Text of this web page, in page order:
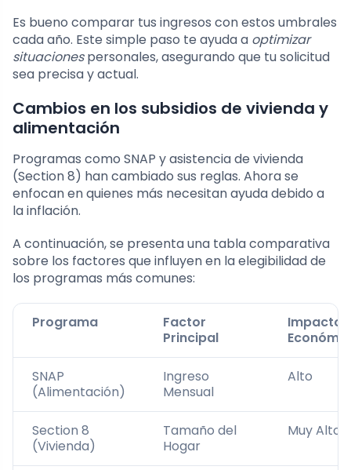
Es bueno comparar tus ingresos con estos umbrales
cada año. Este simple paso te ayuda a optimizar
situacionespersonales, asegurando que tu solicitud
sea precisa y actual.
Cambios en los subsidios de vivienda y
alimentación
Programas como SNAP y asistencia de vivienda
(Section 8) han cambiado sus reglas. Ahora se
enfocan en quienes más necesitan ayuda debido a
la inflación.
A continuación, se presenta una tabla comparativa
sobre los factores que influyen en la elegibilidad de
los programas más comunes:
Programa
Factor
Principal
Impacto
SNAP
(Alimentación)
Ingreso
Mensual
Alto
Section 8
(Vivienda)
Tamaño del
Hogar
Muy Alto